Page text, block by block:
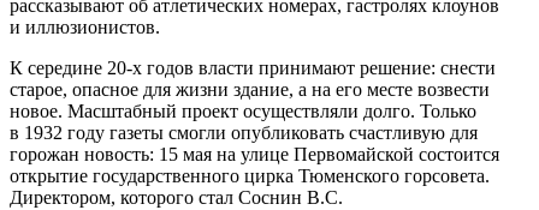
рассказывают об атлетических номерах, гастролях клоунов
и иллюзионистов.
К середине 20-х годов власти принимают решение: снести
старое, опасное для жизни здание, а на его месте возвести
новое. Масштабный проект осуществляли долго. Только
в 1932 году газеты смогли опубликовать счастливую для
горожан новость: 15 мая на улице Первомайской состоится
открытие государственного цирка Тюменского горсовета.
Директором, которого стал Соснин В.С.